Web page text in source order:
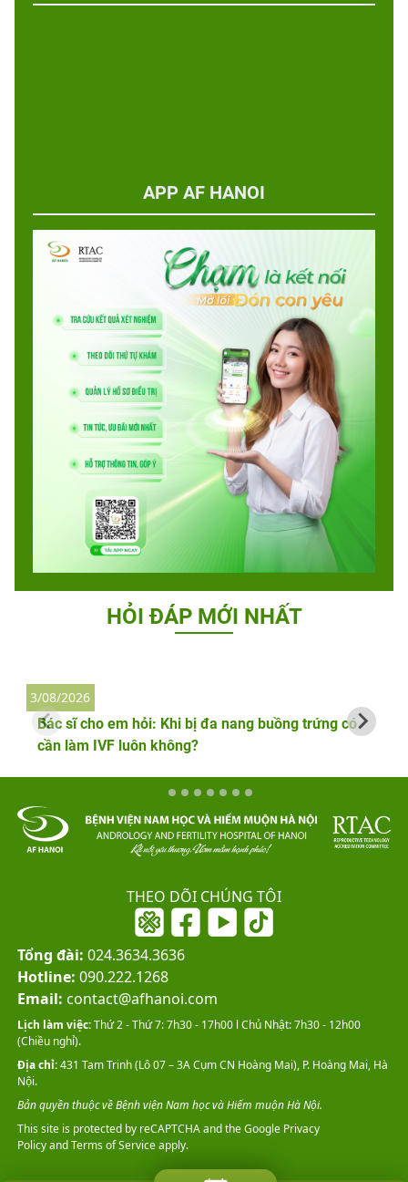
APP AF HANOI
HỎI ĐÁP MỚI NHẤT
Bác sĩ cho em hỏi: Khi bị đa nang buồng trứng có
cần làm IVF luôn không?
3/08/2026
THEO DÕI CHÚNG TÔI
Tổng đài: 024.3634.3636
Hotline: 090.222.1268
Email: contact@afhanoi.com
This site is protected by reCAPTCHA and the GooglePrivacy
PolicyandTerms of Serviceapply.
Lịch làm việc:Thứ 2 - Thứ 7: 7h30 - 17h00 l Chủ Nhật: 7h30 - 12h00
(Chiều nghỉ).
Địa chỉ:431 Tam Trinh (Lô 07 – 3A Cụm CN Hoàng Mai), P. Hoàng Mai, Hà
Nội.
Bản quyền thuộc về Bệnh viện Nam học và Hiếm muộn Hà Nội.